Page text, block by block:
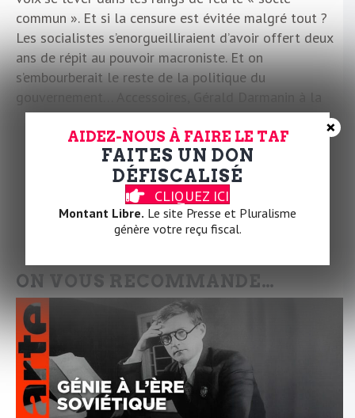
commun ». Et si la censure est évitée malgré tout ?
Les socialistes s’enorgueilliraient d’avoir offert deux
ans de répit au pouvoir macroniste. Et on
s’embourberait le reste de la politique du
gouvernement… Accessoires, Gérald Darmanin à la
justice, Laurent Nunez à l’intérieur, Vincent Jeanbrun
au logement, Rachida Dati à la culture ?
ON VOUS RECOMMANDE…
AIDEZ-NOUS À FAIRE LE TAF
FAITES UN DON
DÉFISCALISÉ
CLIQUEZ ICI
Montant Libre. Le site Presse et Pluralisme
génère votre reçu fiscal.
×